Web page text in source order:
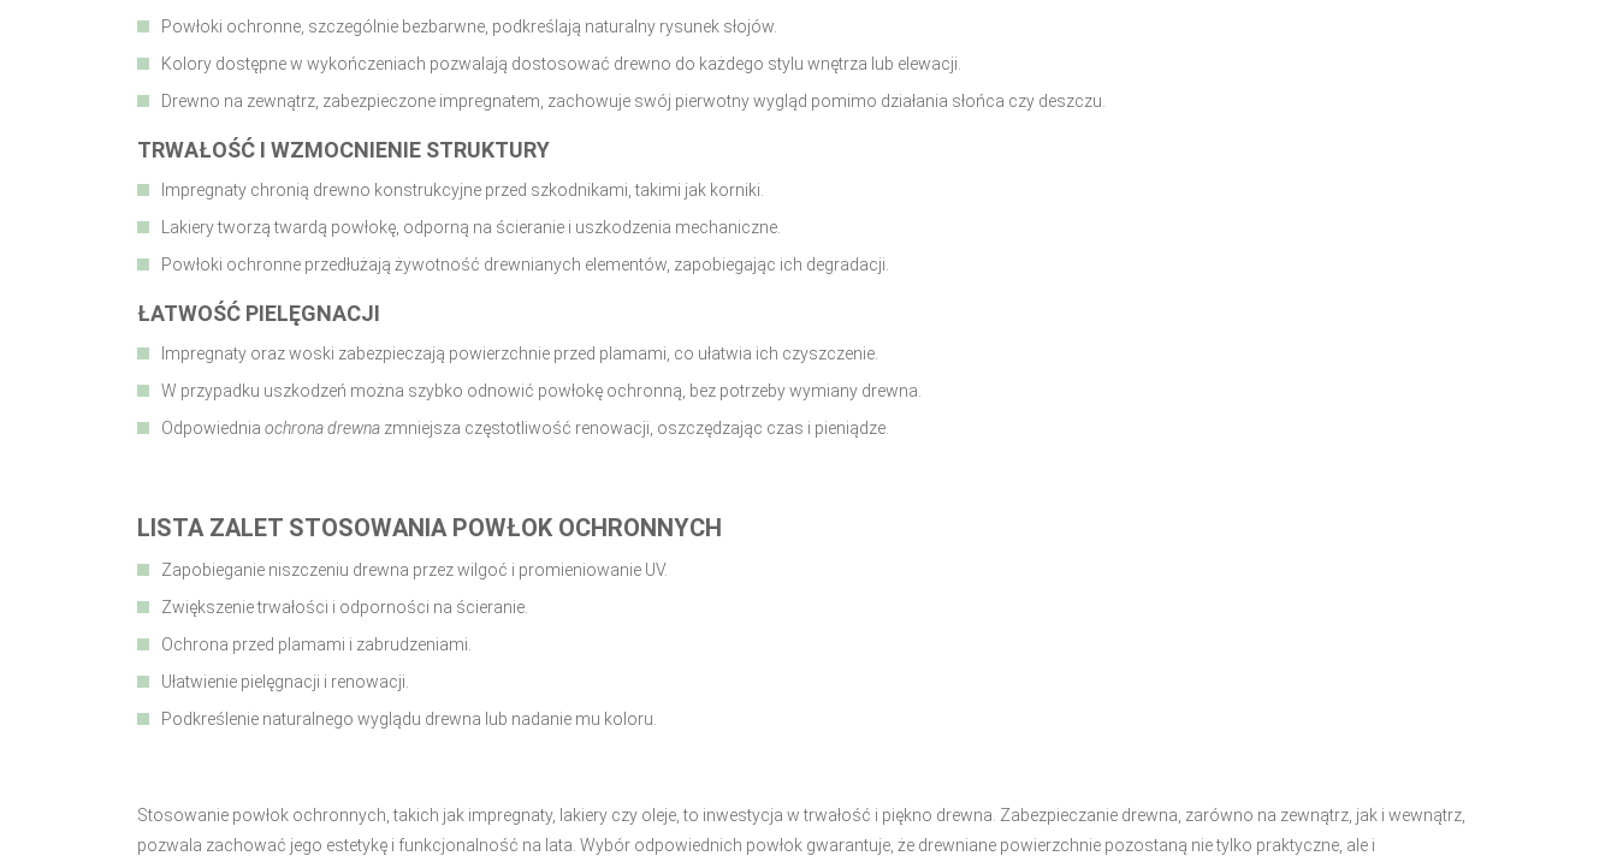
Powłoki ochronne, szczególnie bezbarwne, podkreślają naturalny rysunek słojów.
Kolory dostępne w wykończeniach pozwalają dostosować drewno do każdego stylu wnętrza lub elewacji.
Drewno na zewnątrz, zabezpieczone impregnatem, zachowuje swój pierwotny wygląd pomimo działania słońca czy deszczu.
TRWAŁOŚĆ I WZMOCNIENIE STRUKTURY
Impregnaty chronią drewno konstrukcyjne przed szkodnikami, takimi jak korniki.
Lakiery tworzą twardą powłokę, odporną na ścieranie i uszkodzenia mechaniczne.
Powłoki ochronne przedłużają żywotność drewnianych elementów, zapobiegając ich degradacji.
ŁATWOŚĆ PIELĘGNACJI
Impregnaty oraz woski zabezpieczają powierzchnie przed plamami, co ułatwia ich czyszczenie.
W przypadku uszkodzeń można szybko odnowić powłokę ochronną, bez potrzeby wymiany drewna.
Odpowiednia ochrona drewna zmniejsza częstotliwość renowacji, oszczędzając czas i pieniądze.
LISTA ZALET STOSOWANIA POWŁOK OCHRONNYCH
Zapobieganie niszczeniu drewna przez wilgoć i promieniowanie UV.
Zwiększenie trwałości i odporności na ścieranie.
Ochrona przed plamami i zabrudzeniami.
Ułatwienie pielęgnacji i renowacji.
Podkreślenie naturalnego wyglądu drewna lub nadanie mu koloru.
Stosowanie powłok ochronnych, takich jak impregnaty, lakiery czy oleje, to inwestycja w trwałość i piękno drewna. Zabezpieczanie drewna, zarówno na zewnątrz, jak i wewnątrz,
pozwala zachować jego estetykę i funkcjonalność na lata. Wybór odpowiednich powłok gwarantuje, że drewniane powierzchnie pozostaną nie tylko praktyczne, ale i